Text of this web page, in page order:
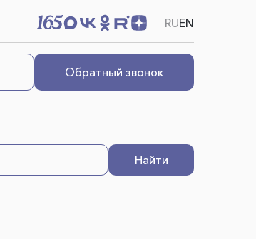
RUEN
Обратный звонок
Найти